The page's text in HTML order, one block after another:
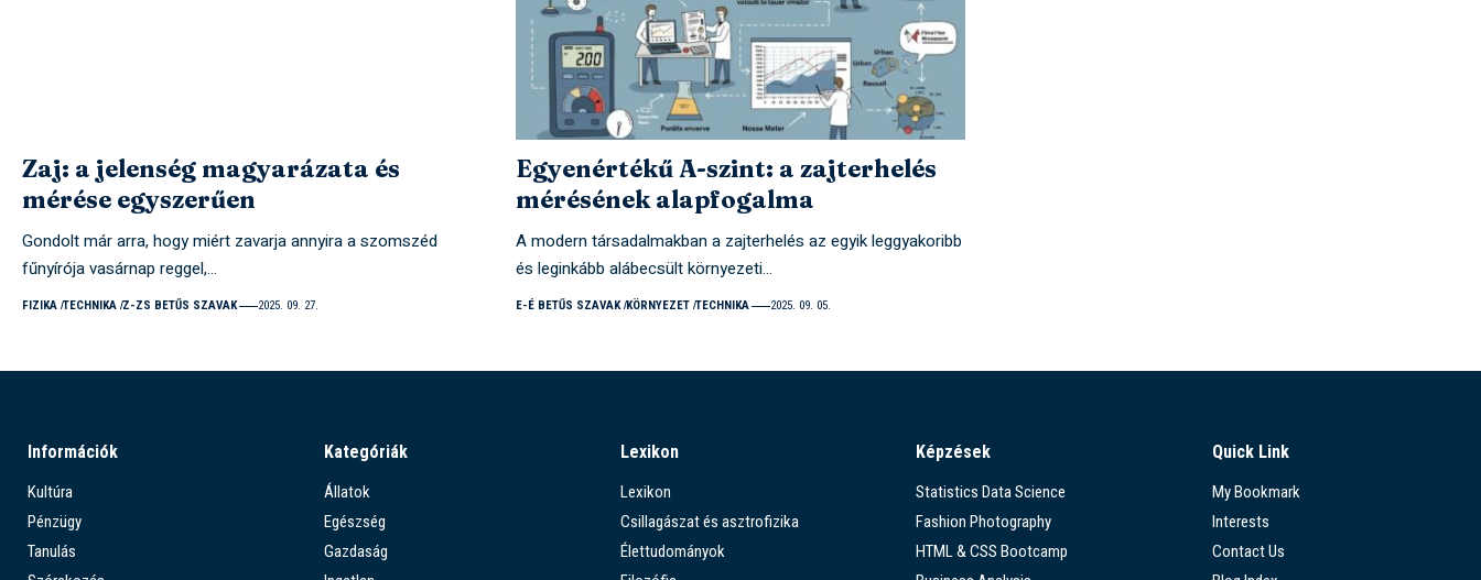
Zaj: a jelenség magyarázata és
mérése egyszerűen
Gondolt már arra, hogy miért zavarja annyira a szomszéd
fűnyírója vasárnap reggel,…
FIZIKA TECHNIKA Z-ZS BETŰS SZAVAK 2025. 09. 27.
Egyenértékű A-szint: a zajterhelés
mérésének alapfogalma
A modern társadalmakban a zajterhelés az egyik leggyakoribb
és leginkább alábecsült környezeti…
E-É BETŰS SZAVAK KÖRNYEZET TECHNIKA 2025. 09. 05.
Információk
Kultúra
Pénzügy
Tanulás
Kategóriák
Állatok
Egészség
Gazdaság
Lexikon
Lexikon
Csillagászat és asztrofizika
Élettudományok
Képzések
Statistics Data Science
Fashion Photography
HTML & CSS Bootcamp
Quick Link
My Bookmark
Interests
Contact Us